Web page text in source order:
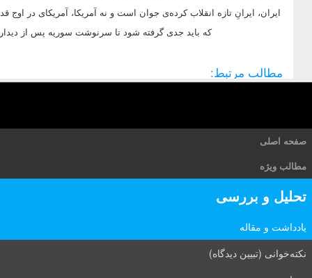
ایران، ایرانِ تازه انقلاب کرده‌ی جوان است و نه آمریکا، آمریکای در
که باید جدی گرفته شود تا سرنوشت سوریه پس از
مطالب مرتبط:
صفحه اصلی
مطالب ویژه
تحلیل و بررسی
یادداشت و مقاله
نکته‌خوانی (تبیین دیدگاه)